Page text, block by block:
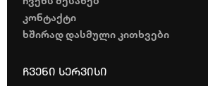
კონტაქტი
ხშირად დასმული კითხვები
ჩვენი სერვისი